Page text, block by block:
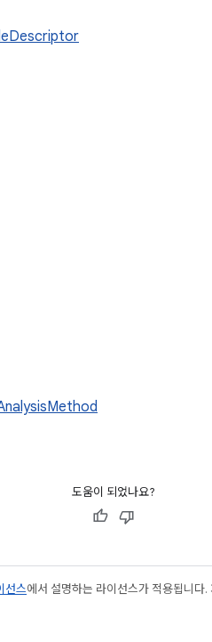
도움이 되었나요?
선스에서 설명하는 라이선스가 적용됩니